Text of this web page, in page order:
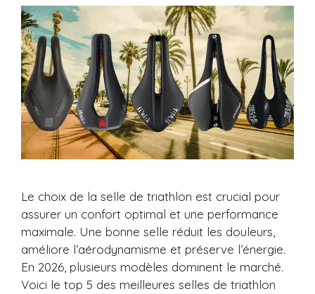
Le choix de la selle de triathlon est crucial pour
assurer un confort optimal et une performance
maximale. Une bonne selle réduit les douleurs,
améliore l’aérodynamisme et préserve l’énergie.
En 2026, plusieurs modèles dominent le marché.
Voici le top 5 des meilleures selles de triathlon